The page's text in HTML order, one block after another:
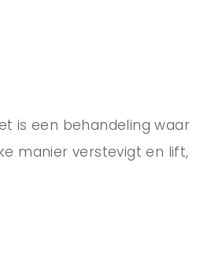
is een behandeling waar
manier verstevigt en lift,